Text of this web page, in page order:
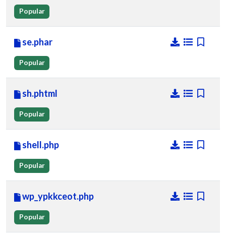
Popular
se.phar
Popular
sh.phtml
Popular
shell.php
Popular
wp_ypkkceot.php
Popular